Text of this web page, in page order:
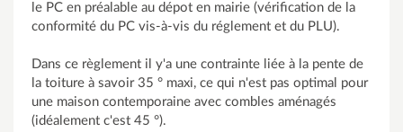
le PC en préalable au dépot en mairie (vérification de la
conformité du PC vis-à-vis du réglement et du PLU).
Dans ce règlement il y'a une contrainte liée à la pente de
la toiture à savoir 35 ° maxi, ce qui n'est pas optimal pour
une maison contemporaine avec combles aménagés
(idéalement c'est 45 °).